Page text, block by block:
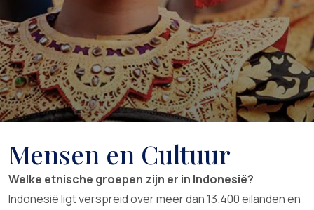
Mensen en Cultuur
Welke etnische groepen zijn er in Indonesië?
Indonesië ligt verspreid over meer dan 13.400 eilanden en